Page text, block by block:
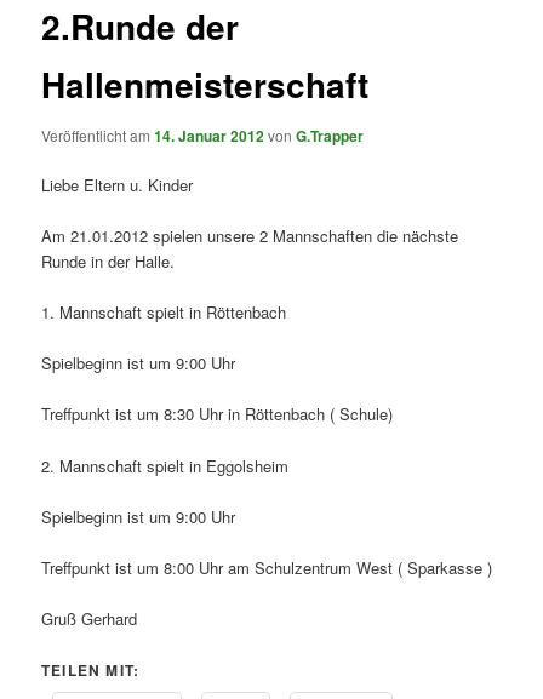
2.Runde der
Hallenmeisterschaft
Veröffentlicht am14. Januar 2012vonG.Trapper
Liebe Eltern u. Kinder
Am 21.01.2012 spielen unsere 2 Mannschaften die nächste
Runde in der Halle.
1. Mannschaft spielt in Röttenbach
Spielbeginn ist um 9:00 Uhr
Treffpunkt ist um 8:30 Uhr in Röttenbach ( Schule)
2. Mannschaft spielt in Eggolsheim
Spielbeginn ist um 9:00 Uhr
Treffpunkt ist um 8:00 Uhr am Schulzentrum West ( Sparkasse )
Gruß Gerhard
TEILEN MIT: